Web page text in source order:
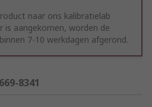
naar ons kalibratielab
is aangekomen, worden de
7-10 werkdagen afgerond.
669-8341